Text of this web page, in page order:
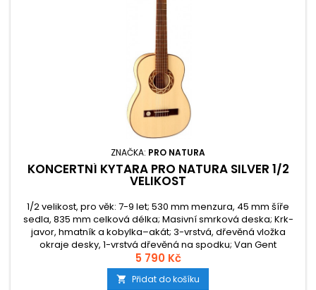
ZNAČKA: PRO NATURA
KONCERTNÍ KYTARA PRO NATURA SILVER 1/2
VELIKOST
1/2 velikost, pro věk: 7-9 let; 530 mm menzura, 45 mm šíře
sedla, 835 mm celková délka; Masivní smrková deska; Krk-
javor, hmatník a kobylka–akát; 3-vrstvá, dřevěná vložka
okraje desky, 1-vrstvá dřevěná na spodku; Van Gent
mechanika s lyrou-chrom, Akryl-knoflíky; Polyurethanové,
hedvábně matné lakování, šetrné k životnímu prostředí;
Made in Europe/Vyrobeno...
5 790 Kč
 Přidat do košíku